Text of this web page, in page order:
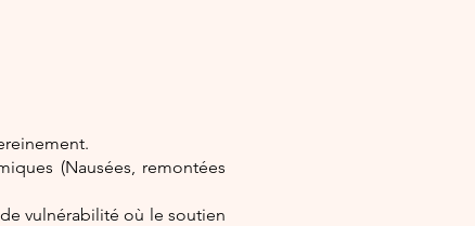
(Nausées, remontées
vulnérabilité où le soutien